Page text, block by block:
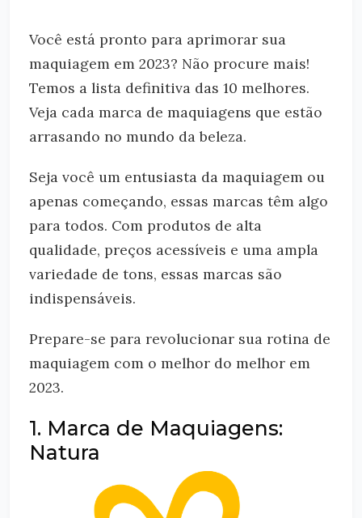
Você está pronto para aprimorar sua
maquiagem em 2023? Não procure mais!
Temos a lista definitiva das 10 melhores.
Veja cada marca de maquiagens que estão
arrasando no mundo da beleza.
Seja você um entusiasta da maquiagem ou
apenas começando, essas marcas têm algo
para todos. Com produtos de alta
qualidade, preços acessíveis e uma ampla
variedade de tons, essas marcas são
indispensáveis.
Prepare-se para revolucionar sua rotina de
maquiagem com o melhor do melhor em
2023.
1. Marca de Maquiagens:
Natura